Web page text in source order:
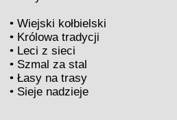
•Wiejski kołbielski
• Królowa tradycji
• Leci z sieci
• Szmal za stal
•Łasy na trasy
• Sieje nadzieje